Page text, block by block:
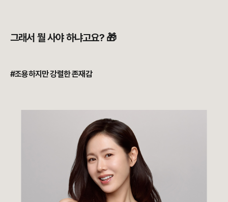
그래서 뭘 사야 하냐고요? 🎁
#조용하지만 강렬한 존재감